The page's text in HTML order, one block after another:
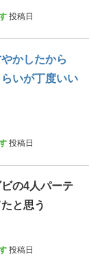
投稿日
かしたから
いが丁度いい
投稿日
の4人パーテ
と思う
投稿日